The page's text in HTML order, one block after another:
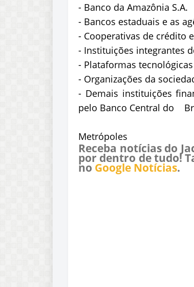
- Banco da Amazônia S.A.
- Bancos estaduais e as
- Cooperativas de crédito
- Instituições integrantes
- Plataformas
- Organizações da
- Demais instituições
pelo Banco Central do
Metrópoles
Receba notícias do
por dentro de tudo!
no Google Notícias.